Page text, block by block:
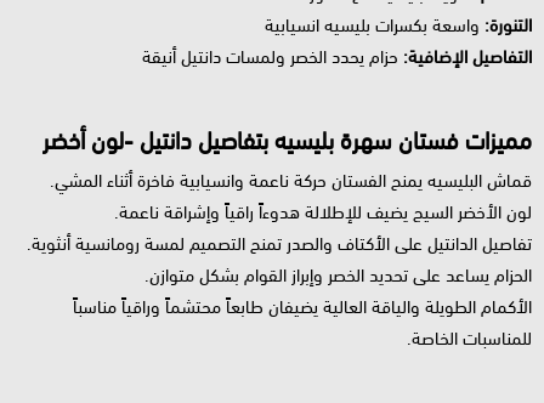
التنورة: واسعة بكسرات بليسيه انسيابية
التفاصيل الإضافية: حزام يحدد الخصر ولمسات دانتيل أنيقة
مميزات فستان سهرة بليسيه بتفاصيل دانتيل -لون أخضر
قماش البليسيه يمنح الفستان حركة ناعمة وانسيابية فاخرة أثناء المشي.
لون الأخضر السيج يضيف للإطلالة هدوءاً راقياً وإشراقة ناعمة.
تفاصيل الدانتيل على الأكتاف والصدر تمنح التصميم لمسة رومانسية أنثوية.
الحزام يساعد على تحديد الخصر وإبراز القوام بشكل متوازن.
الأكمام الطويلة والياقة العالية يضيفان طابعاً محتشماً وراقياً مناسباً
للمناسبات الخاصة.